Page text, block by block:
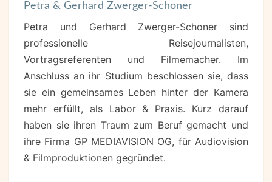
Petra & Gerhard Zwerger-Schoner
Petra und Gerhard Zwerger-Schoner sind
professionelle Reisejournalisten,
Vortragsreferenten und Filmemacher. Im
Anschluss an ihr Studium beschlossen sie, dass
sie ein gemeinsames Leben hinter der Kamera
mehr erfüllt, als Labor & Praxis. Kurz darauf
haben sie ihren Traum zum Beruf gemacht und
ihre Firma GP MEDIAVISION OG, für Audiovision
& Filmproduktionen gegründet.